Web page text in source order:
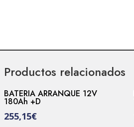
Productos relacionados
BATERIA ARRANQUE 12V
180Ah +D
255,15€